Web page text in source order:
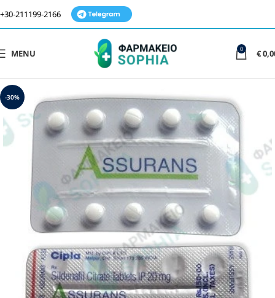
+30-211199-2166
MENU 0 €
-30%